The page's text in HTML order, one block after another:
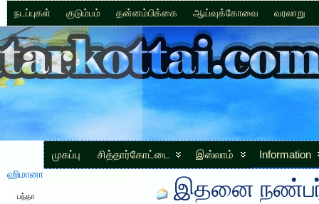
நடப்புகள் குடும்பம் தன்னம்பிக்கை ஆய்வுக்கோவை வரலாறு
முகப்பு சித்தார்கோட்டை இஸ்லாம் Information
ஹிமானா
பந்தா
இதனை